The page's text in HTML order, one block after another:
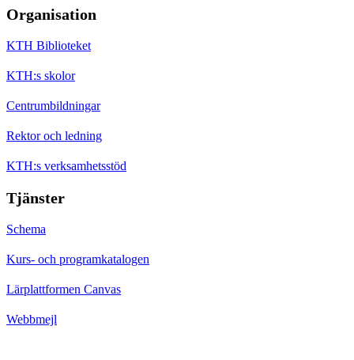
Organisation
KTH Biblioteket
KTH:s skolor
Centrumbildningar
Rektor och ledning
KTH:s verksamhetsstöd
Tjänster
Schema
Kurs- och programkatalogen
Lärplattformen Canvas
Webbmejl